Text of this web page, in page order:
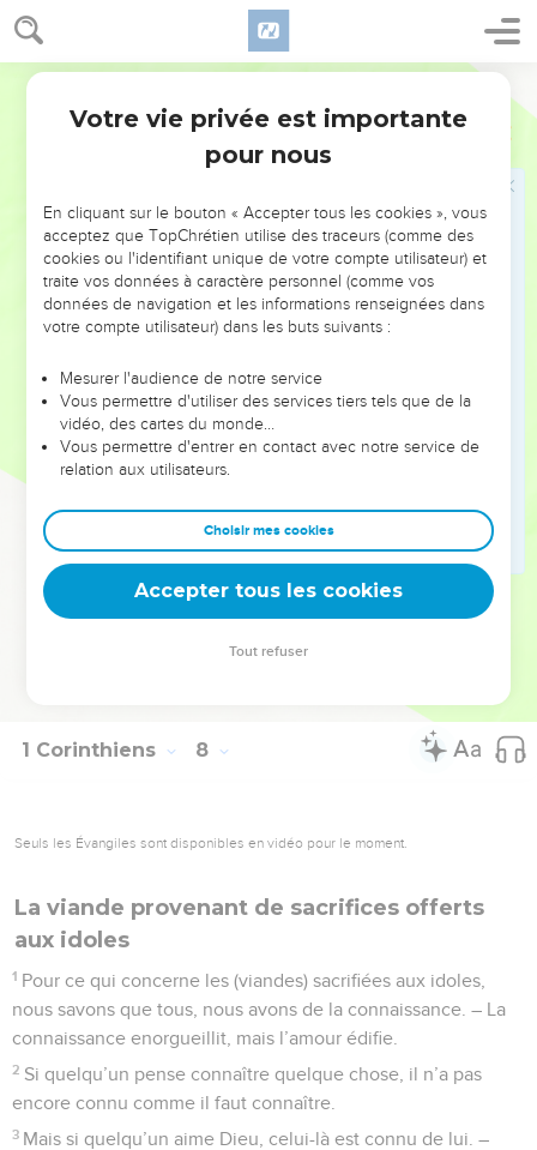
1 Corinthiens 7
choses du monde, des moyens de plaire à son mari.
35 Je dis cela dans votre intérêt ; ce n’est pas pour vous
bienséant et propre à vous attacher au Seigneur sans
dépasser l’âge nubile et qu’il doive en être ainsi, qu’il fasse
ce qu’il veut, il ne pèche pas ; qu’on se marie.
Mais celui qui tient ferme en lui-même, sans contrainte et
avec l’exercice de sa propre volonté, et qui a décidé en son
cœur de garder sa (fille) vierge, celui-là fait bien.
Ainsi, celui qui donne sa (fille) vierge en mariage fait bien,
celui qui ne la donne pas fait mieux.
Une femme est liée aussi longtemps que son mari est
vivant ; mais si le mari est décédé, elle est libre de se marier
Néanmoins, elle sera plus heureuse, à mon avis, si elle
demeure comme elle est. Or moi aussi, je pense avoir l’Esprit
de Dieu.
© Société biblique française – Bibli’O, 1978, avec autorisation. Pour vous procurer
1 Corinthiens 8
Seuls les Évangiles sont disponibles en vidéo pour le moment.
La viande provenant de sacrifices offerts
aux idoles
1 Pour ce qui concerne les (viandes) sacrifiées aux idoles,
nous savons que tous, nous avons de la connaissance. – La
connaissance enorgueillit, mais l’amour édifie.
2 Si quelqu’un pense connaître quelque chose, il n’a pas
encore connu comme il faut connaître.
3 Mais si quelqu’un aime Dieu, celui-là est connu de lui. –
Votre vie privée est importante
pour nous
En cliquant sur le bouton « Accepter tous les cookies », vous
acceptez que TopChrétien utilise des traceurs (comme des
cookies ou l'identifiant unique de votre compte utilisateur) et
traite vos données à caractère personnel (comme vos
données de navigation et les informations renseignées dans
votre compte utilisateur) dans les buts suivants :
Mesurer l'audience de notre service
Vous permettre d'utiliser des services tiers tels que de la
vidéo, des cartes du monde…
Vous permettre d'entrer en contact avec notre service de
relation aux utilisateurs.
Choisir mes cookies
Accepter tous les cookies
Tout refuser